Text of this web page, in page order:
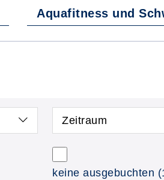
Aquafitness und
Zeitraum
keine ausgebuchten